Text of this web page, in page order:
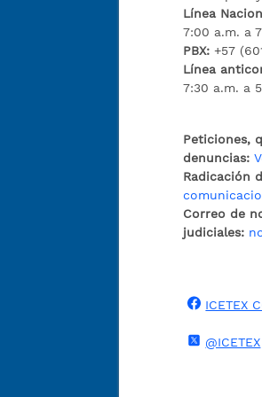
Línea
7:00 a.m. a
PBX:+57
Línea
7:30 a.m. a
Peticiones,
denuncias:
Radicación
Correo de
judiciales:
ICETEX
@ICETEX